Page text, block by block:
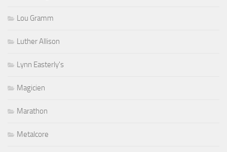
Lou Gramm
Luther Allison
Lynn Easterly's
Magicien
Marathon
Metalcore